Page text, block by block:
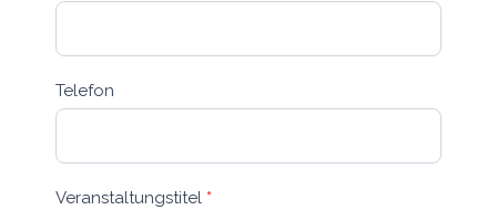
Telefon
Veranstaltungstitel *